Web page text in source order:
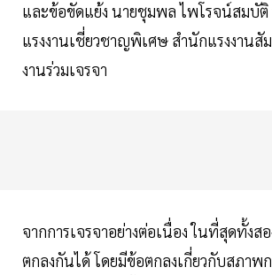
และข้อขัดแย้ง นายชุมพล ไพโรจน์สมบัติ
แรงงานเชี่ยวชาญพิเศษ สำนักแรงงาน
งานร่วมเจรจา
จากการเจรจาอย่างต่อเนื่อง ในที่สุดทั้งส
ตกลงกันได้ โดยมีข้อตกลงเกี่ยวกับสภาพก